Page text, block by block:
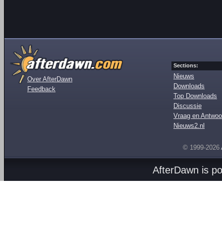
Over AfterDawn
Feedback
Sections:
Nieuws
Downloads
Top Downloads
Discussie
Vraag en
Nieuws2.nl
© 1999-2026
AfterDawn is